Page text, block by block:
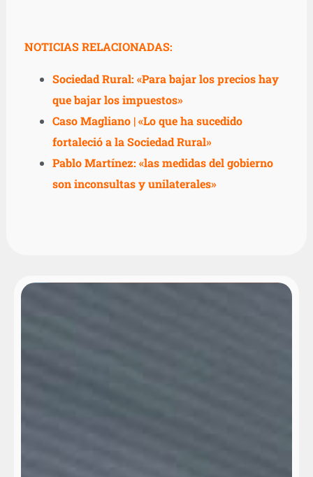
NOTICIAS RELACIONADAS:
Sociedad Rural: «Para bajar los precios hay
que bajar los impuestos»
Caso Magliano | «Lo que ha sucedido
fortaleció a la Sociedad Rural»
Pablo Martínez: «las medidas del gobierno
son inconsultas y unilaterales»